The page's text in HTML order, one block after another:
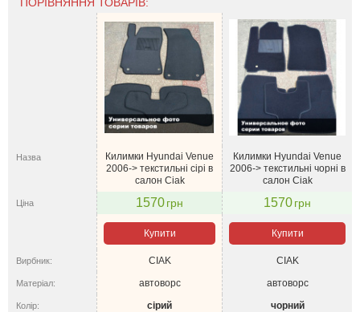
Назва
Килимки Hyundai Venue
2006-> текстильні сірі в
салон Ciak
Килимки Hyundai Venue
2006-> текстильні чорні в
салон Ciak
Ціна 1570грн 1570грн
Купити Купити
Вирбник: CIAK CIAK
Матеріал: автоворс автоворс
Колір: сірий чорний